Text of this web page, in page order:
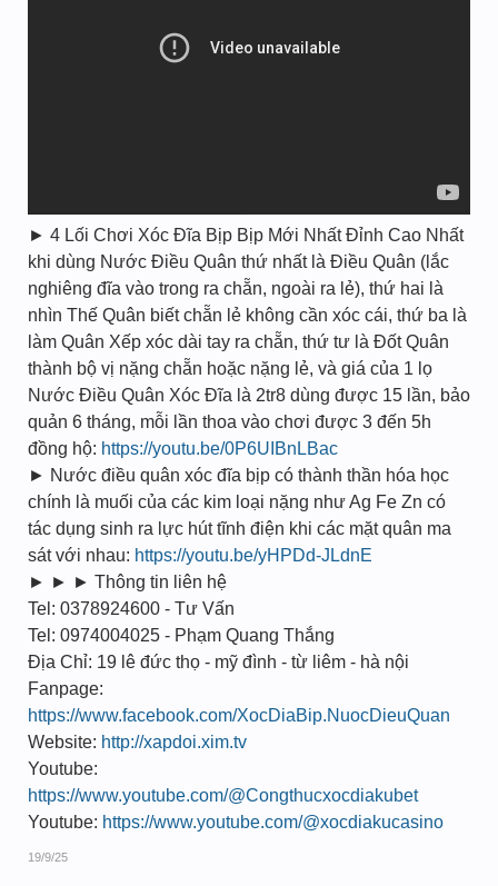
► 4 Lối Chơi Xóc Đĩa Bịp Bịp Mới Nhất Đỉnh Cao Nhất
khi dùng Nước Điều Quân thứ nhất là Điều Quân (lắc
nghiêng đĩa vào trong ra chẵn, ngoài ra lẻ), thứ hai là
nhìn Thế Quân biết chẵn lẻ không cần xóc cái, thứ ba là
làm Quân Xếp xóc dài tay ra chẵn, thứ tư là Đốt Quân
thành bộ vị nặng chẵn hoặc nặng lẻ, và giá của 1 lọ
Nước Điều Quân Xóc Đĩa là 2tr8 dùng được 15 lần, bảo
quản 6 tháng, mỗi lần thoa vào chơi được 3 đến 5h
đồng hộ: https://youtu.be/0P6UIBnLBac
► Nước điều quân xóc đĩa bịp có thành thần hóa học
chính là muối của các kim loại nặng như Ag Fe Zn có
tác dụng sinh ra lực hút tĩnh điện khi các mặt quân ma
sát với nhau: https://youtu.be/yHPDd-JLdnE
► ► ► Thông tin liên hệ
Tel: 0378924600 - Tư Vấn
Tel: 0974004025 - Phạm Quang Thắng
Địa Chỉ: 19 lê đức thọ - mỹ đình - từ liêm - hà nội
Fanpage:
https://www.facebook.com/XocDiaBip.NuocDieuQuan
Website: http://xapdoi.xim.tv
Youtube:
https://www.youtube.com/@Congthucxocdiakubet
Youtube: https://www.youtube.com/@xocdiakucasino
19/9/25